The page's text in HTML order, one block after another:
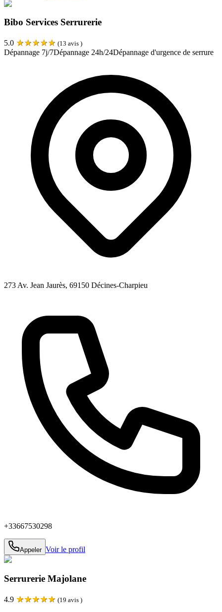
Bibo Services Serrurerie
5.0 ★★★★★ (13 avis )
Dépannage 7j/7Dépannage 24h/24Dépannage d'urgence de serrure
273 Av. Jean Jaurès, 69150 Décines-Charpieu
+33667530298
Appeler Voir le profil
Serrurerie Majolane
4.9 ★★★★★ (19 avis )